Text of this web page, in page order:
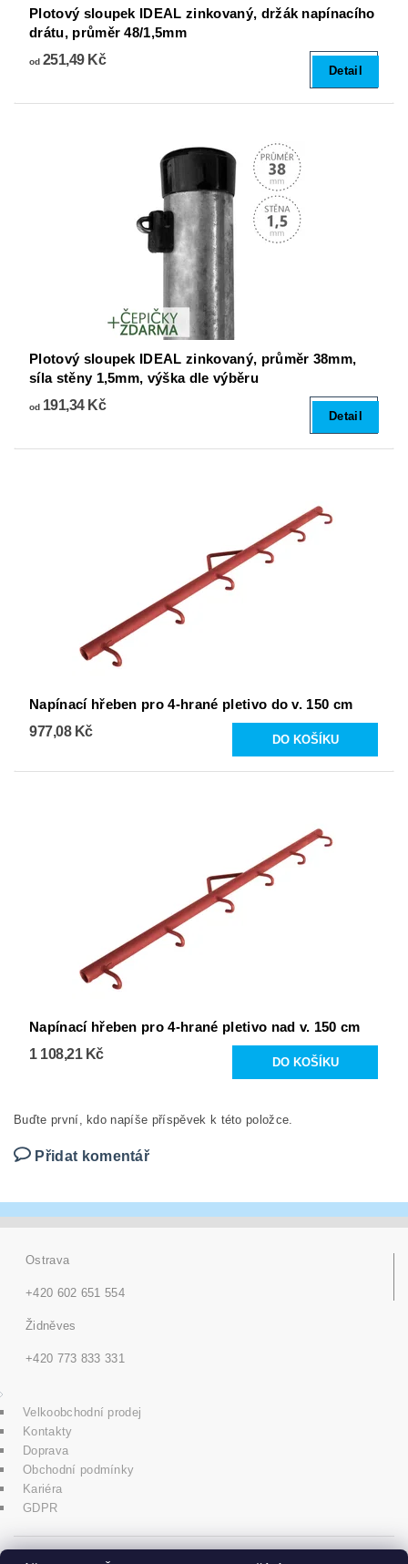
Plotový sloupek IDEAL zinkovaný, držák napínacího
drátu, průměr 48/1,5mm
od251,49 Kč
Detail
Plotový sloupek IDEAL zinkovaný, průměr 38mm,
síla stěny 1,5mm, výška dle výběru
od191,34 Kč
Detail
Napínací hřeben pro 4-hrané pletivo do v. 150 cm
977,08 Kč
Napínací hřeben pro 4-hrané pletivo nad v. 150 cm
1 108,21 Kč
Buďte první, kdo napíše příspěvek k této položce.
Přidat komentář
Ostrava
+420 602 651 554
Židněves
+420 773 833 331
Velkoobchodní prodej
Kontakty
Doprava
Obchodní podmínky
Kariéra
GDPR
icons8.com